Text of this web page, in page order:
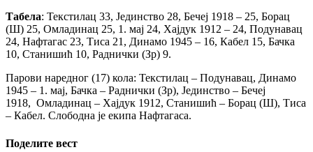
Табела: Текстилац 33, Јединство 28, Бечеј 1918 – 25, Борац
(Ш) 25, Омладинац 25, 1. мај 24, Хајдук 1912 – 24, Подунавац
24, Нафтагас 23, Тиса 21, Динамо 1945 – 16, Кабел 15, Бачка
10, Станишић 10, Раднички (Зр) 9.
Парови наредног (17) кола: Текстилац – Подунавац, Динамо
1945 – 1. мај, Бачка – Раднички (Зр), Јединство – Бечеј
1918, Омладинац – Хајдук 1912, Станишић – Борац (Ш), Тиса
– Кабел. Слободна је екипа Нафтагаса.
Поделите вест